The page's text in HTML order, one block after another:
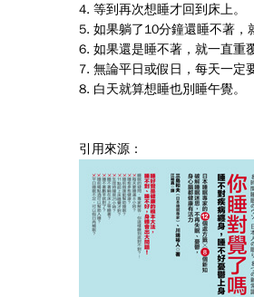
4. 等到再次想睡才回到床上。
5. 如果躺了10分鐘還睡不著，
6. 如果還是睡不著，就一直重
7. 無論平日或假日，每天一定
8. 白天就算想睡也別睡午覺。
引用來源：